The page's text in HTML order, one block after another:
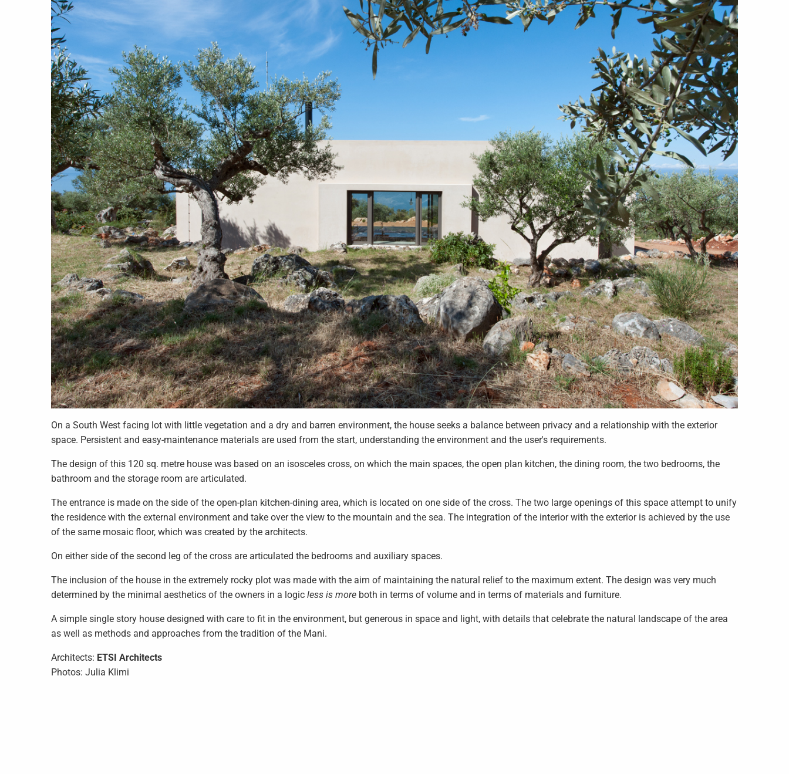
On a South West facing lot with little vegetation and a dry and barren environment, the house seeks a balance between privacy and a relationship with the exterior
space. Persistent and easy-maintenance materials are used from the start, understanding the environment and the user's requirements.
The design of this 120 sq. metre house was based on an isosceles cross, on which the main spaces, the open plan kitchen, the dining room, the two bedrooms, the
bathroom and the storage room are articulated.
The entrance is made on the side of the open-plan kitchen-dining area, which is located on one side of the cross. The two large openings of this space attempt to unify
the residence with the external environment and take over the view to the mountain and the sea. The integration of the interior with the exterior is achieved by the use
of the same mosaic floor, which was created by the architects.
On either side of the second leg of the cross are articulated the bedrooms and auxiliary spaces.
The inclusion of the house in the extremely rocky plot was made with the aim of maintaining the natural relief to the maximum extent. The design was very much
determined by the minimal aesthetics of the owners in a logic less is more both in terms of volume and in terms of materials and furniture.
A simple single story house designed with care to fit in the environment, but generous in space and light, with details that celebrate the natural landscape of the area
as well as methods and approaches from the tradition of the Mani.
Architects: ETSI Architects
Photos: Julia Klimi